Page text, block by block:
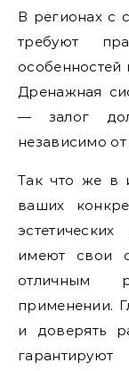
В регионах с
требуют
особенностей
Дренажная
— залог
независимо
Так что же в
ваших
имеют свои
отличным
применении.
и доверять